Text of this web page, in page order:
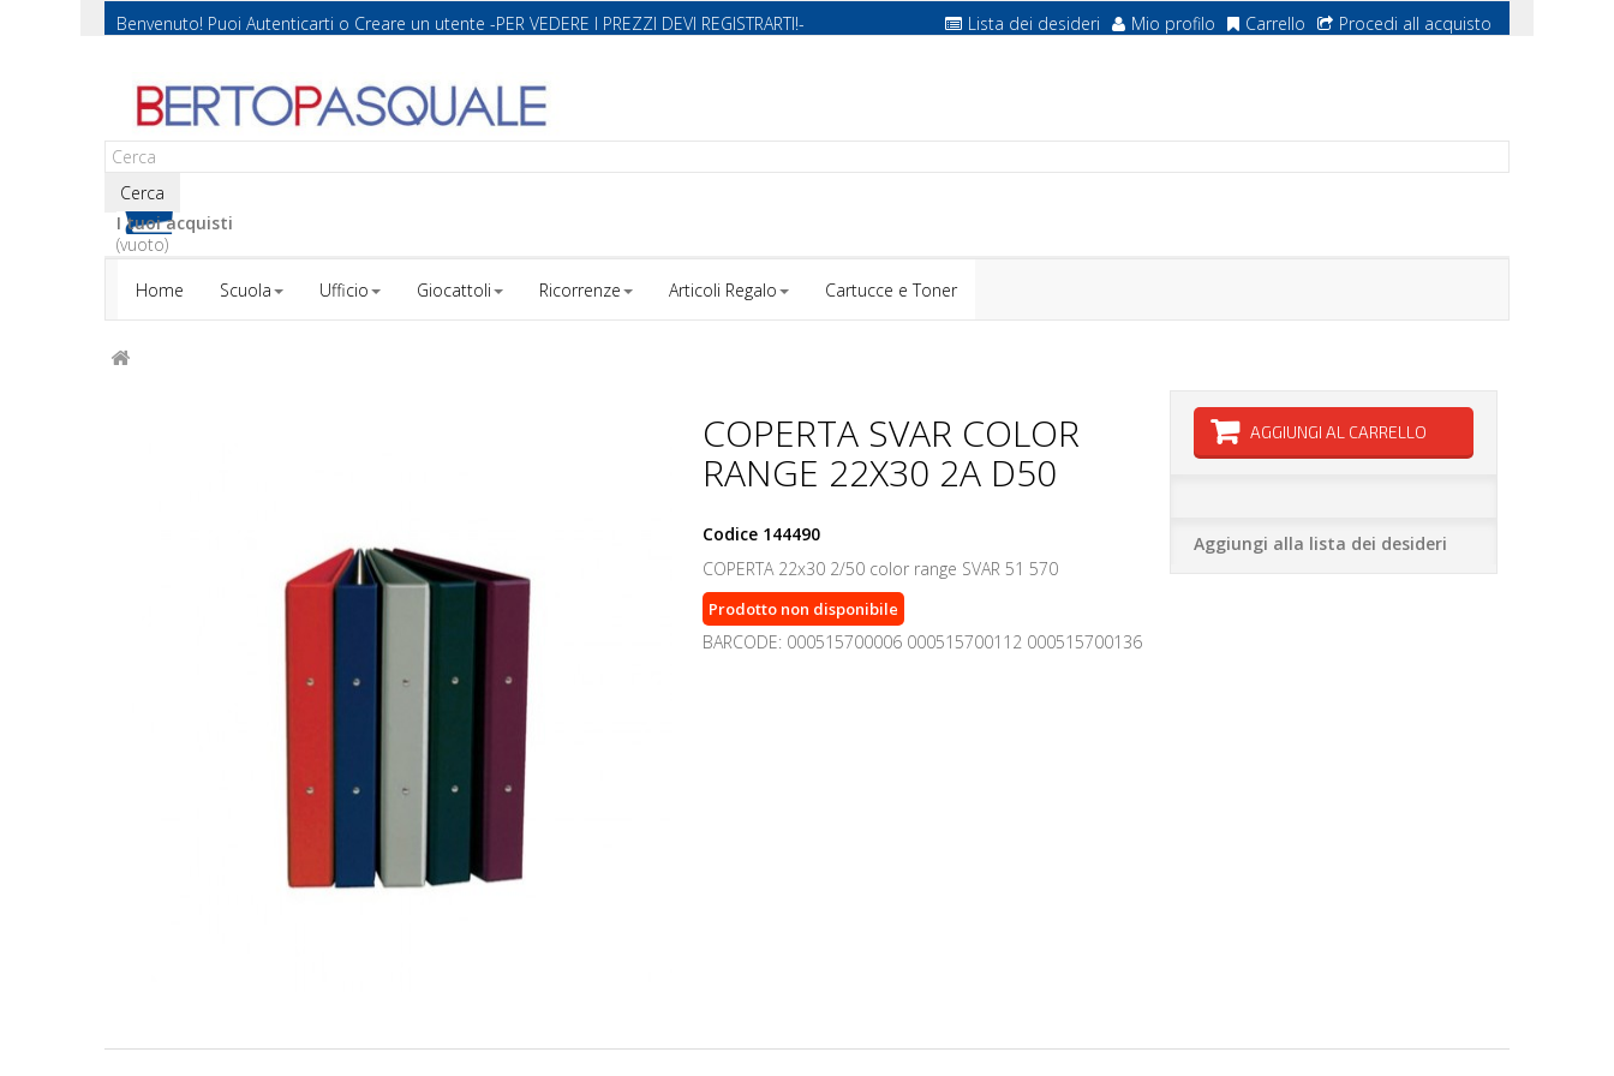
Benvenuto! Puoi Autenticarti o Creare un utente -PER VEDERE I PREZZI DEVI REGISTRARTI!- Lista dei desideri Mio profilo Carrello Procedi all acquisto
Cerca
I tuoi acquisti
(vuoto)
Home
Scuola Ufficio Giocattoli Ricorrenze Articoli Regalo Cartucce e Toner
COPERTA SVAR COLOR
RANGE 22X30 2A D50
Codice 144490
COPERTA 22x30 2/50 color range SVAR 51 570
Prodotto non disponibile
BARCODE: 000515700006 000515700112 000515700136
AGGIUNGI AL CARRELLO
Aggiungi alla lista dei desideri